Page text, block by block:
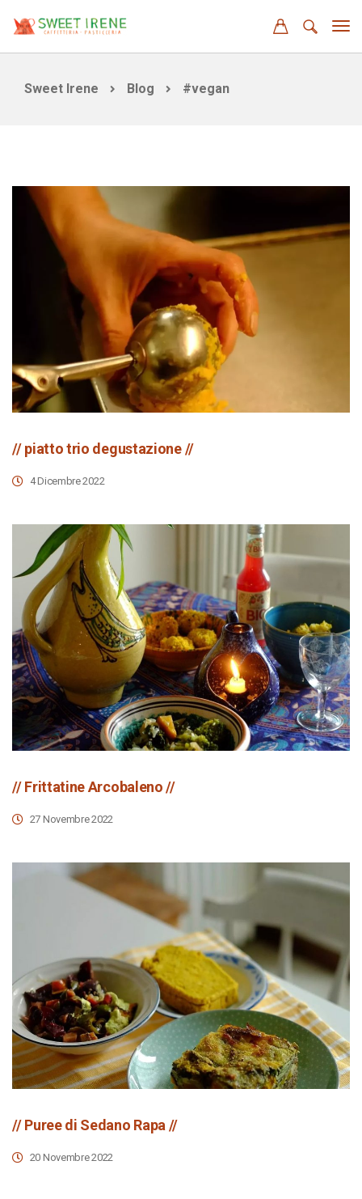
Sweet Irene Blog #vegan
// piatto trio degustazione //
4 Dicembre 2022
// Frittatine Arcobaleno //
27 Novembre 2022
// Puree di Sedano Rapa //
20 Novembre 2022